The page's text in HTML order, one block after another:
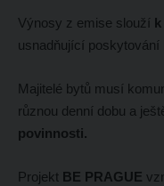
Výnosy z emise slouží
usnadňující poskytování
Majitelé bytů musí
různou denní dobu a
povinnosti.
Projekt BE PRAGUE